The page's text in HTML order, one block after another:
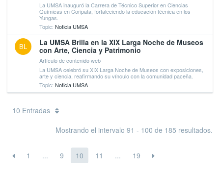
La UMSA inauguró la Carrera de Técnico Superior en Ciencias
Químicas en Coripata, fortaleciendo la educación técnica en los
Yungas.
Topic: Noticia UMSA
BL
La UMSA Brilla en la XIX Larga Noche de Museos
con Arte, Ciencia y Patrimonio
Artículo de contenido web
La UMSA celebró su XIX Larga Noche de Museos con exposiciones,
arte y ciencia, reafirmando su vínculo con la comunidad paceña.
Topic: Noticia UMSA
10 Entradas
Mostrando el intervalo 91 - 100 de 185 resultados.
1 ... 9 10 11 ... 19